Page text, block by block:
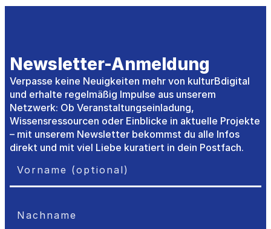
Newsletter-Anmeldung
Verpasse keine Neuigkeiten mehr von kulturBdigital
und erhalte regelmäßig Impulse aus unserem
Netzwerk: Ob Veranstaltungseinladung,
Wissensressourcen oder Einblicke in aktuelle Projekte
– mit unserem Newsletter bekommst du alle Infos
direkt und mit viel Liebe kuratiert in dein Postfach.